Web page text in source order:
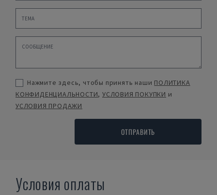
Нажмите здесь, чтобы принять наши ПОЛИТИКА
КОНФИДЕНЦИАЛЬНОСТИ,УСЛОВИЯ ПОКУПКИ и
УСЛОВИЯ ПРОДАЖИ
ОТПРАВИТЬ
Условия оплаты